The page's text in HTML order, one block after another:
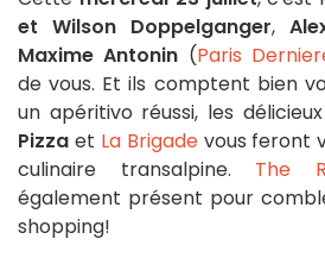
et Wilson Doppelganger,
Maxime Antonin (Paris
de vous. Et ils comptent bien
un apéritivo réussi, les
Pizza et La Brigadevous feront
culinaire transalpine. The
également présent pour
shopping!